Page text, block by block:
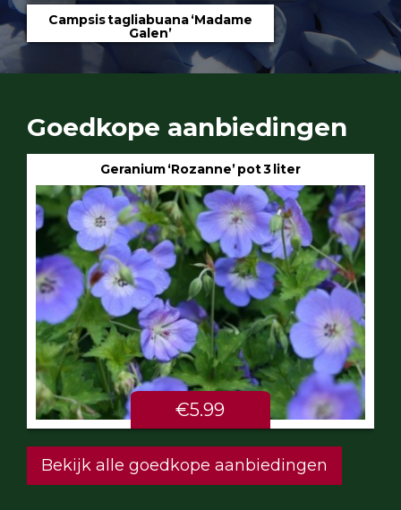
Campsis tagliabuana ‘Madame
Galen’
Goedkope aanbiedingen
Geranium ‘Rozanne’ pot 3 liter
€5.99
Bekijk alle goedkope aanbiedingen